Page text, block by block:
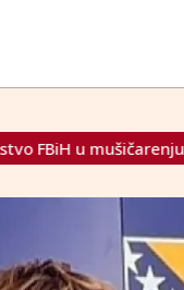
U Neumu u more